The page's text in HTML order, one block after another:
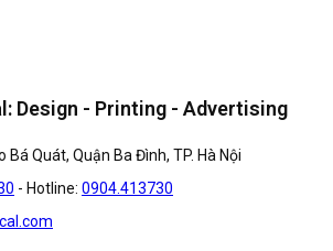
Design - Printing - Advertising
Bá Quát, Quận Ba Đình, TP. Hà Nội
- Hotline: 0904.413730